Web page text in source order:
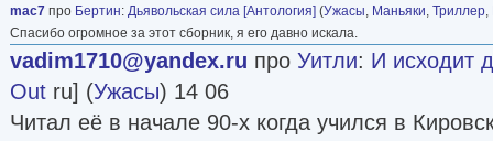
mac7 про Бертин: Дьявольская сила [Антология] (Ужасы, Маньяки, Триллер,
Спасибо огромное за этот сборник, я его давно искала.
vadim1710@yandex.ru про Уитли: И исходит
Out ru] (Ужасы) 14 06
Читал её в начале 90-х когда учился в